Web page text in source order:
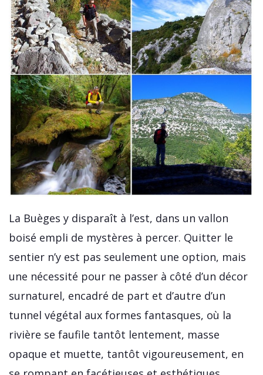
La Buèges y disparaît à l’est, dans un vallon
boisé empli de mystères à percer. Quitter le
sentier n’y est pas seulement une option, mais
une nécessité pour ne passer à côté d’un décor
surnaturel, encadré de part et d’autre d’un
tunnel végétal aux formes fantasques, où la
rivière se faufile tantôt lentement, masse
opaque et muette, tantôt vigoureusement, en